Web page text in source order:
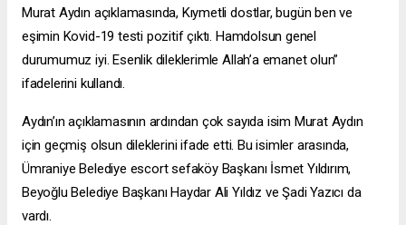
Murat Aydın açıklamasında, Kıymetli dostlar, bugün ben ve
eşimin Kovid-19 testi pozitif çıktı. Hamdolsun genel
durumumuz iyi. Esenlik dileklerimle Allah’a emanet olun”
ifadelerini kullandı.
Aydın’ın açıklamasının ardından çok sayıda isim Murat Aydın
için geçmiş olsun dileklerini ifade etti. Bu isimler arasında,
Ümraniye Belediye escort sefaköyBaşkanı İsmet Yıldırım,
Beyoğlu Belediye Başkanı Haydar Ali Yıldız ve Şadi Yazıcı da
vardı.